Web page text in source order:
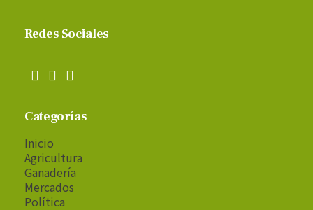
Redes Sociales
Categorías
Inicio
Agricultura
Ganadería
Mercados
Política